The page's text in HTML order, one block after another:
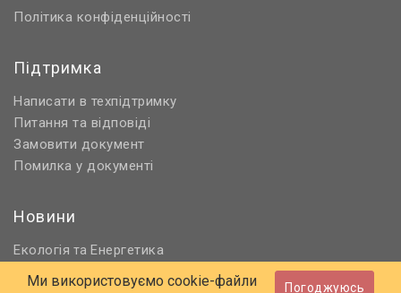
Політика конфіденційності
Підтримка
Написати в техпідтримку
Питання та відповіді
Замовити документ
Помилка у документі
Новини
Екологія та Енергетика
Нормативне регулювання
Ми використовуємо cookie-файли Погоджуюсь